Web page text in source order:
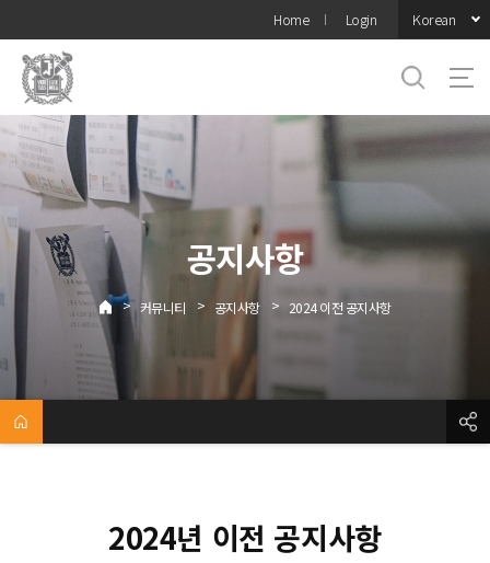
메뉴
Home Login Korean
공지사항
> 커뮤니티 > 공지사항 > 2024 이전 공지사항
2024년 이전 공지사항